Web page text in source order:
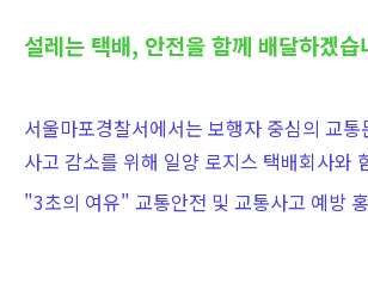
설레는 택배, 안전을 함께 배달하겠습
서울마포경찰서에서는 보행자 중심의 교
사고 감소를 위해 일양 로지스 택배회사와
"3초의 여유" 교통안전 및 교통사고 예방